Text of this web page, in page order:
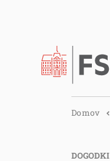
Domov
DOGODKI